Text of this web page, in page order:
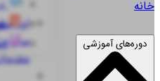
سئو و
خانه
دوره‌های آموزشی